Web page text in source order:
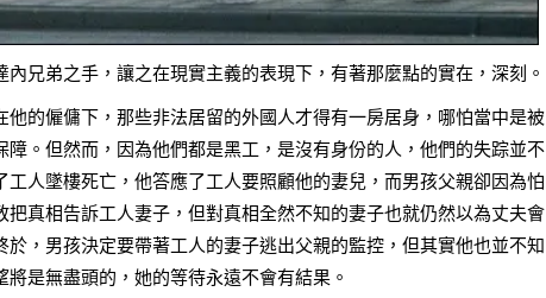
兄弟之手，讓之在現實主義的表現下，有著那麼點的實在，深刻。
的僱傭下，那些非法居留的外國人才得有一房居身，哪怕當中是被
。但然而，因為他們都是黑工，是沒有身份的人，他們的失踪並不
人墜樓死亡，他答應了工人要照顧他的妻兒，而男孩父親卻因為怕
真相告訴工人妻子，但對真相全然不知的妻子也就仍然以為丈夫會
，男孩決定要帶著工人的妻子逃出父親的監控，但其實他也並不知
是無盡頭的，她的等待永遠不會有結果。